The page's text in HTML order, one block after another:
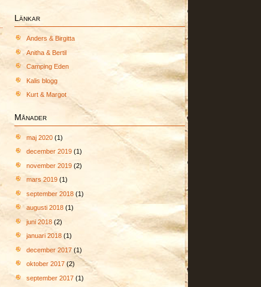
Länkar
Anders & Birgitta
Anitha & Bertil
Camping Eden
Kalis blogg
Kurt & Margot
Månader
maj 2020 (1)
december 2019 (1)
november 2019 (2)
mars 2019 (1)
september 2018 (1)
augusti 2018 (1)
juni 2018 (2)
januari 2018 (1)
december 2017 (1)
oktober 2017 (2)
september 2017 (1)